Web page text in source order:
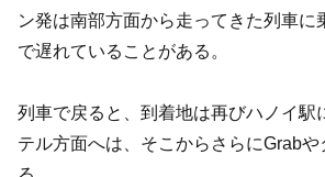
ン発は南部方面から走ってきた列車に
で遅れていることがある。
列車で戻ると、到着地は再びハノイ駅
テル方面へは、そこからさらにGrab